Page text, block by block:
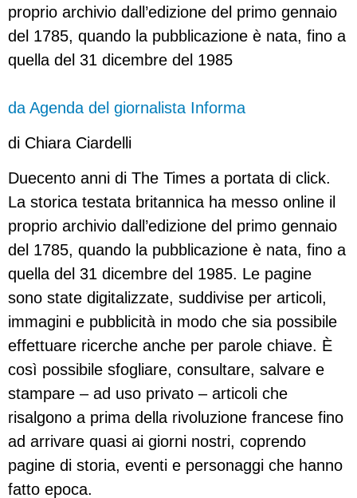
proprio archivio dall’edizione del primo gennaio
del 1785, quando la pubblicazione è nata, fino a
quella del 31 dicembre del 1985
da Agenda del giornalista Informa
di Chiara Ciardelli
Duecento anni di The Times a portata di click.
La storica testata britannica ha messo online il
proprio archivio dall’edizione del primo gennaio
del 1785, quando la pubblicazione è nata, fino a
quella del 31 dicembre del 1985. Le pagine
sono state digitalizzate, suddivise per articoli,
immagini e pubblicità in modo che sia possibile
effettuare ricerche anche per parole chiave. È
così possibile sfogliare, consultare, salvare e
stampare – ad uso privato – articoli che
risalgono a prima della rivoluzione francese fino
ad arrivare quasi ai giorni nostri, coprendo
pagine di storia, eventi e personaggi che hanno
fatto epoca.